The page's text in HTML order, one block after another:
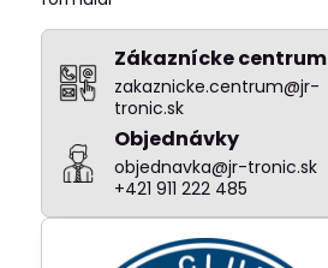
Zákaznícke centrum
zakaznicke.centrum@jr-
tronic.sk
Objednávky
objednavka@jr-tronic.sk
+421 911 222 485